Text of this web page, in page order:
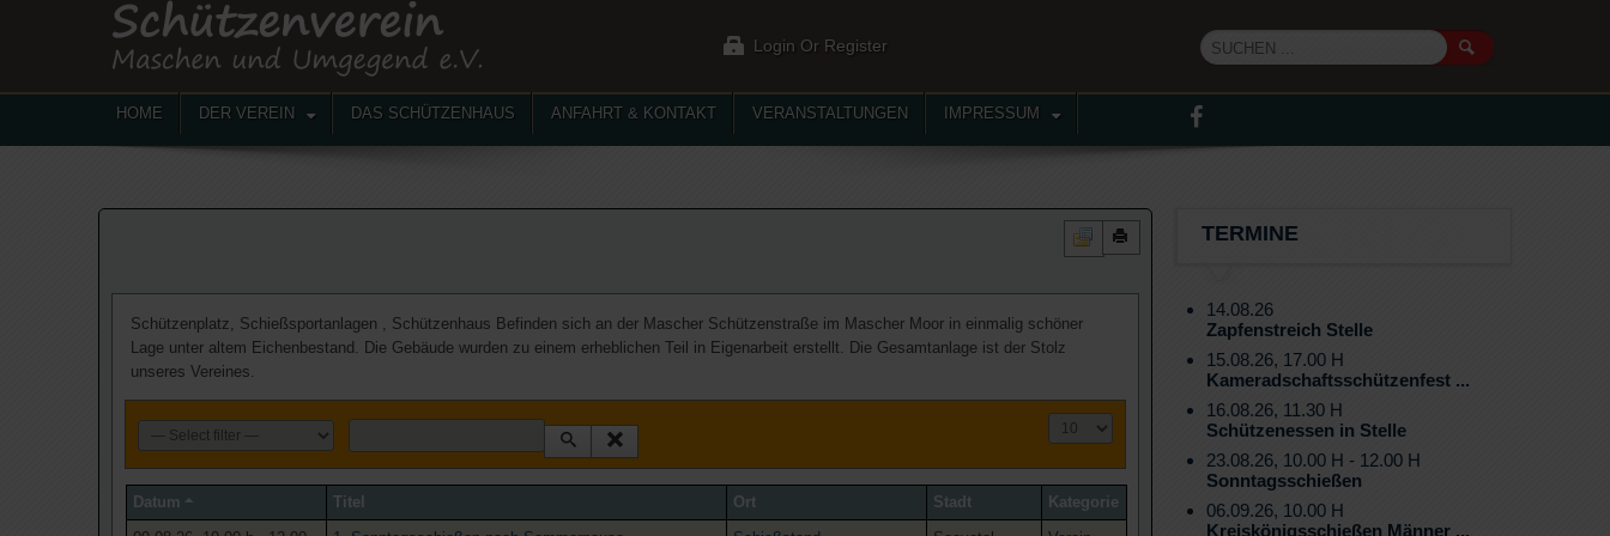
Login Or Register
HOME DER VEREIN DAS SCHÜTZENHAUS ANFAHRT & KONTAKT VERANSTALTUNGEN IMPRESSUM
Schützenplatz, Schießsportanlagen , Schützenhaus Befinden sich an der Mascher Schützenstraße im Mascher Moor in einmalig schöner
Lage unter altem Eichenbestand. Die Gebäude wurden zu einem erheblichen Teil in Eigenarbeit erstellt. Die Gesamtanlage ist der Stolz
unseres Vereines.
Datum Titel Ort Stadt
Kategorie
TERMINE
14.08.26
Zapfenstreich Stelle
15.08.26, 17.00 H
Kameradschaftsschützenfest ...
16.08.26, 11.30 H
Schützenessen in Stelle
23.08.26, 10.00 H - 12.00 H
Sonntagsschießen
06.09.26, 10.00 H
Kreiskönigsschießen Männer ...